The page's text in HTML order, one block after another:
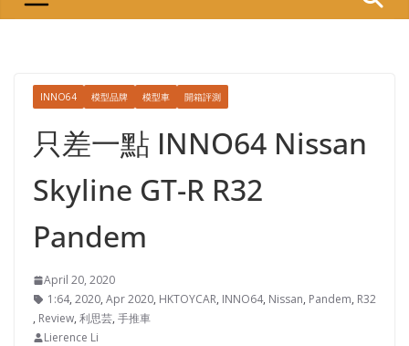
INNO64 模型品牌 模型車 開箱評測
只差一點 INNO64 Nissan
Skyline GT-R R32
Pandem
April 20, 2020
1:64, 2020, Apr 2020, HKTOYCAR, INNO64, Nissan, Pandem, R32
, Review, 利思芸, 手推車
Lierence Li